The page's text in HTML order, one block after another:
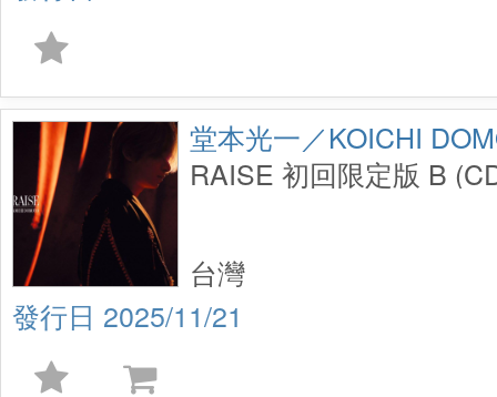
堂本光一／KOICHI
RAISE 初回限定版 B
2025/11/21
台灣